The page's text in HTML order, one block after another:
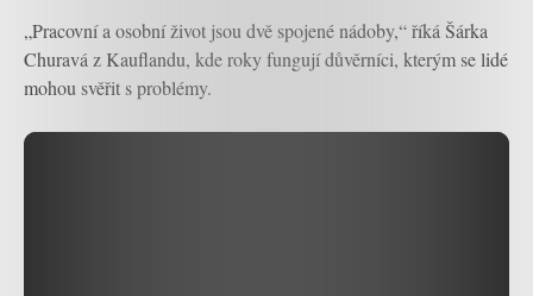
„Pracovní a osobní život jsou dvě spojené nádoby,“ říká Šárka
Churavá z Kauflandu, kde roky fungují důvěrníci, kterým se lidé
mohou svěřit s problémy.